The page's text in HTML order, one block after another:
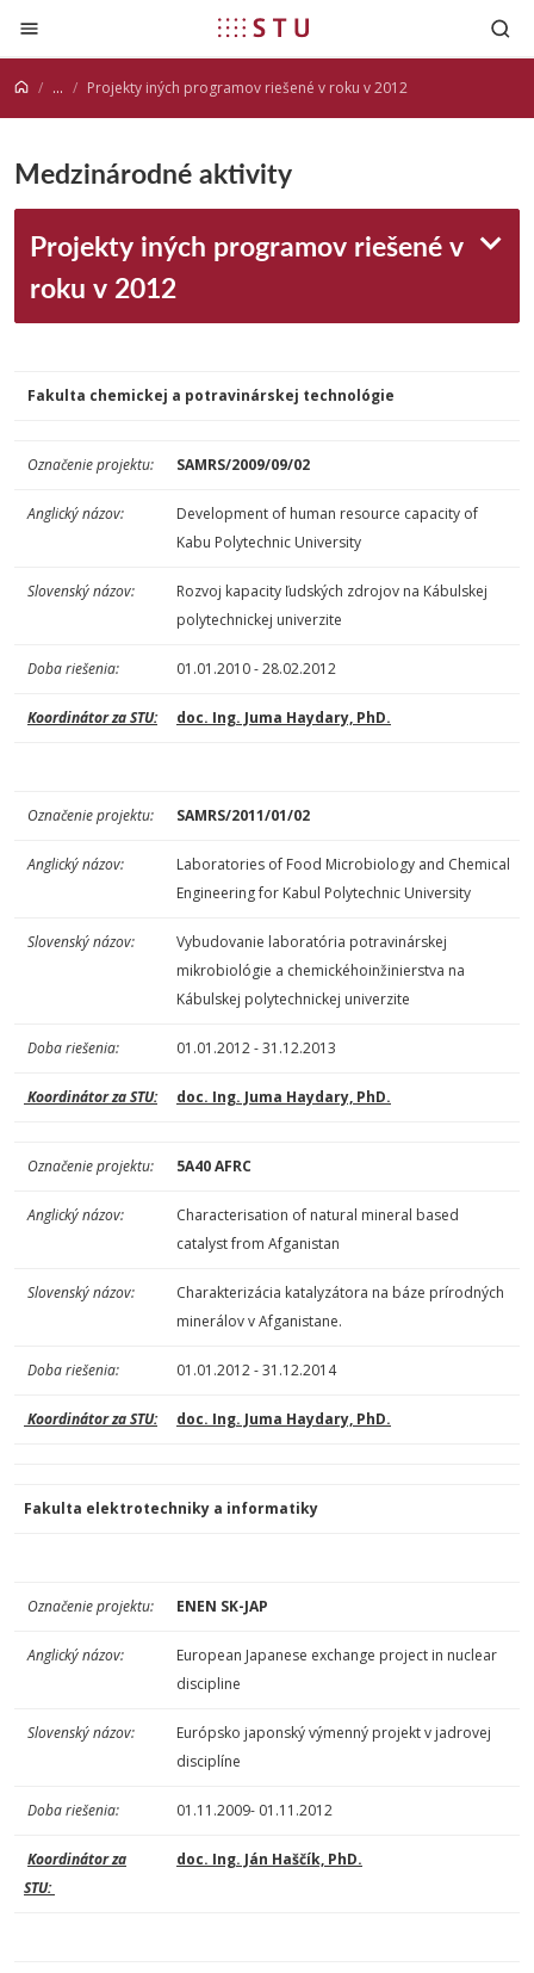
Prejsť na obsah
... Projekty iných programov riešené v roku v 2012
Medzinárodné aktivity
Projekty iných programov riešené v
roku v 2012
Fakulta chemickej a potravinárskej technológie
Označenieprojektu: SAMRS/2009/09/02
Anglický názov:
Development of human resource capacity of
Kabu Polytechnic University
Slovenský názov:
Rozvoj kapacity ľudských zdrojov na Kábulskej
polytechnickej univerzite
Doba riešenia: 01.01.2010 - 28.02.2012
Koordinátor za STU: doc. Ing. Juma Haydary, PhD.
Označenieprojektu: SAMRS/2011/01/02
Anglický názov:
Laboratories of Food Microbiology and Chemical
Engineering for Kabul Polytechnic University
Slovenský názov:
Vybudovanie laboratória potravinárskej
mikrobiológie a chemickéhoinžinierstva na
Kábulskej polytechnickej univerzite
Doba riešenia: 01.01.2012 - 31.12.2013
Koordinátor za STU: doc. Ing. Juma Haydary, PhD.
Označenieprojektu: 5A40AFRC
Anglický názov:
Characterisation of natural mineral based
catalyst from Afganistan
Slovenský názov:
Charakterizácia katalyzátora na báze prírodných
minerálov v Afganistane.
Doba riešenia: 01.01.2012 - 31.12.2014
Koordinátor za STU: doc. Ing. Juma Haydary, PhD.
Fakulta elektrotechniky a informatiky
Označenieprojektu: ENEN SK-JAP
Anglický názov:
European Japanese exchange project in nuclear
discipline
Slovenský názov:
Európsko japonský výmenný projekt v jadrovej
disciplíne
Doba riešenia: 01.11.2009- 01.11.2012
Koordinátor za
STU:
doc. Ing. Ján Haščík, PhD.